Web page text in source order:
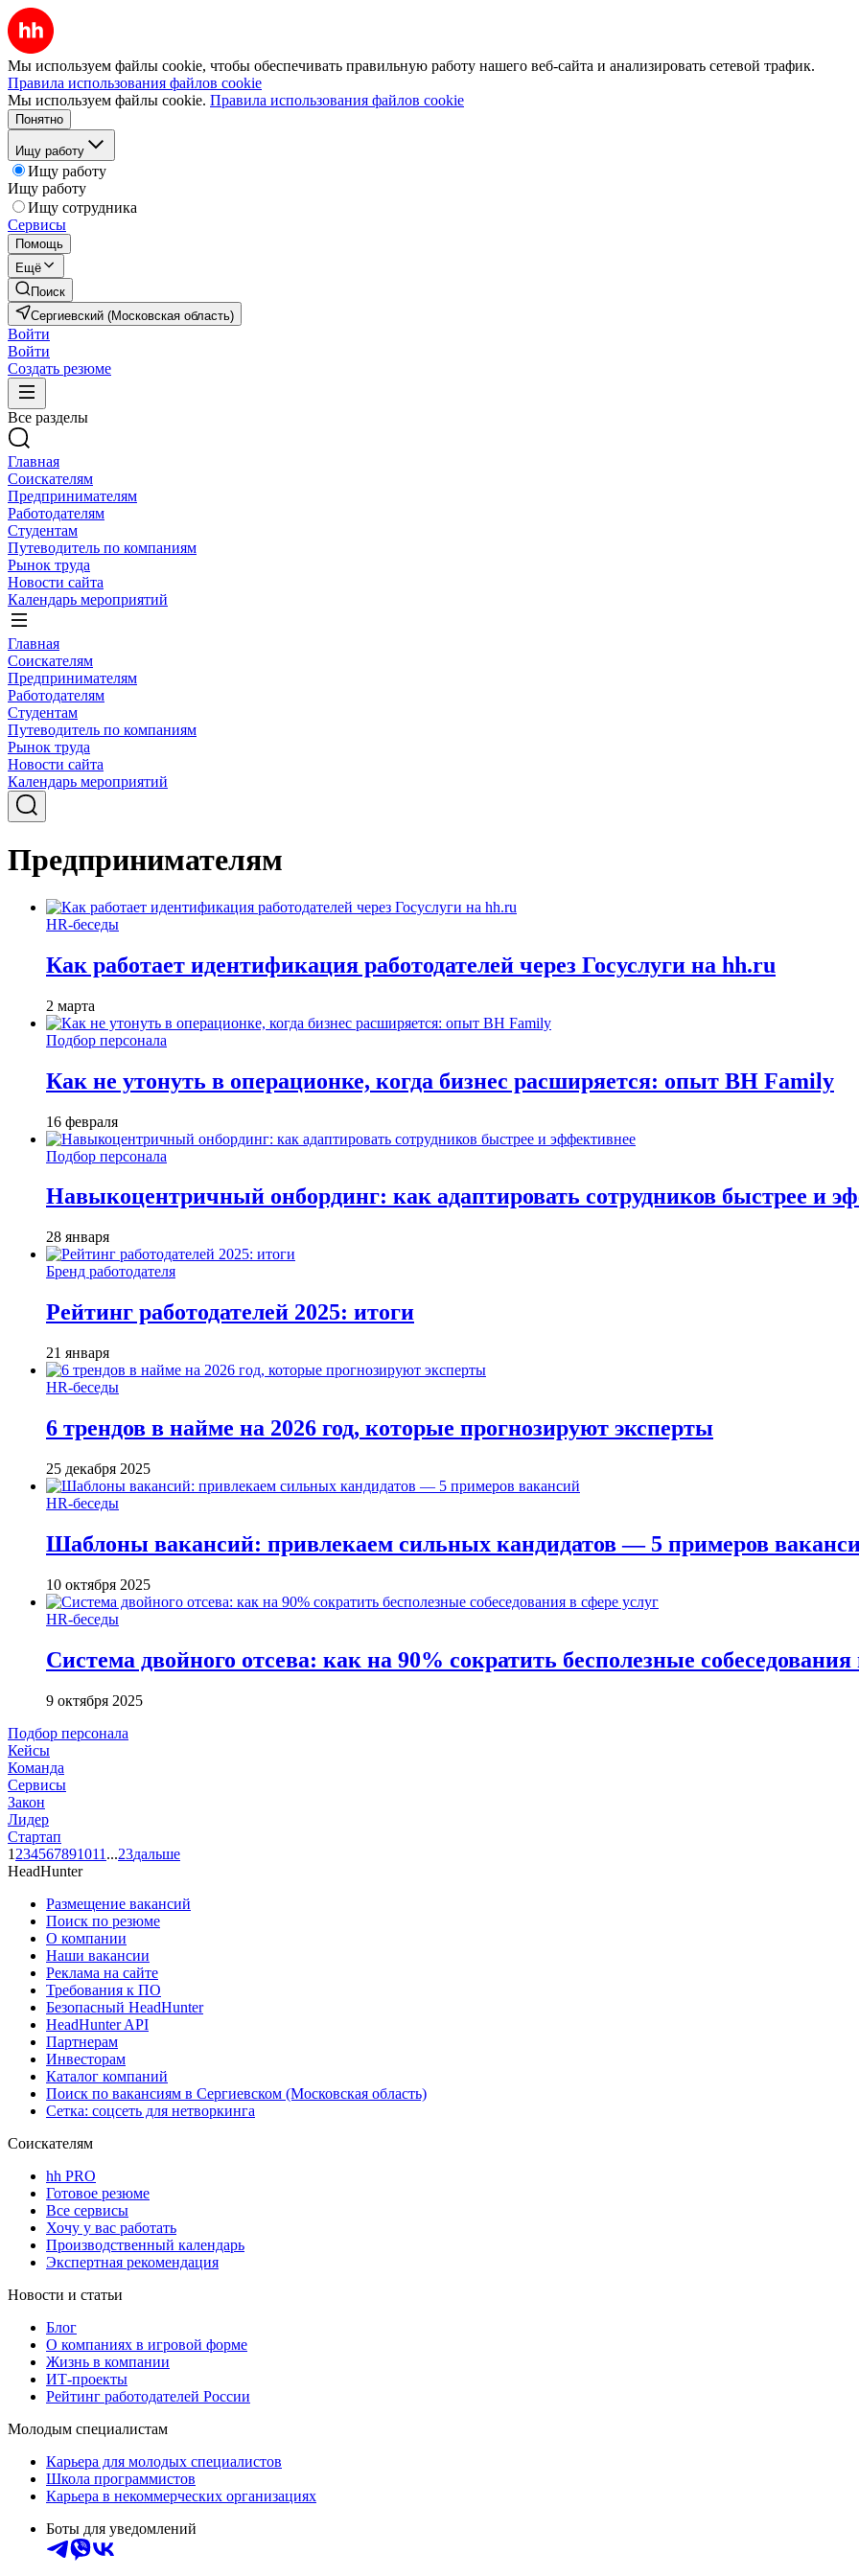
Мы используем файлы cookie, чтобы обеспечивать правильную работу нашего веб-сайта и анализировать сетевой трафик.
Правила использования файлов cookie
Мы используем файлы cookie. Правила использования файлов cookie
Понятно
Ищу работу
Ищу работу
Ищу работу
Ищу сотрудника
Сервисы
Помощь
Ещё
Поиск
Сергиевский (Московская область)
Войти
Войти
Создать резюме
Все разделы
Главная
Соискателям
Предпринимателям
Работодателям
Студентам
Путеводитель по компаниям
Рынок труда
Новости сайта
Календарь мероприятий
Главная
Соискателям
Предпринимателям
Работодателям
Студентам
Путеводитель по компаниям
Рынок труда
Новости сайта
Календарь мероприятий
Предпринимателям
HR-беседы
Как работает идентификация работодателей через Госуслуги на hh.ru
2 марта
Подбор персонала
Как не утонуть в операционке, когда бизнес расширяется: опыт BH Family
16 февраля
Подбор персонала
Навыкоцентричный онбординг: как адаптировать сотрудников быстрее и
28 января
Бренд работодателя
Рейтинг работодателей 2025: итоги
21 января
HR-беседы
6 трендов в найме на 2026 год, которые прогнозируют эксперты
25 декабря 2025
HR-беседы
Шаблоны вакансий: привлекаем сильных кандидатов — 5 примеров
10 октября 2025
HR-беседы
Система двойного отсева: как на 90% сократить бесполезные собеседования
9 октября 2025
Подбор персонала
Кейсы
Команда
Сервисы
Закон
Лидер
Стартап
1 234567891011 ...23дальше
HeadHunter
Размещение вакансий
Поиск по резюме
О компании
Наши вакансии
Реклама на сайте
Требования к ПО
Безопасный HeadHunter
HeadHunter API
Партнерам
Инвесторам
Каталог компаний
Поиск по вакансиям в Сергиевском (Московская область)
Сетка: соцсеть для нетворкинга
Соискателям
hh PRO
Готовое резюме
Все сервисы
Хочу у вас работать
Производственный календарь
Экспертная рекомендация
Новости и статьи
Блог
О компаниях в игровой форме
Жизнь в компании
ИТ-проекты
Рейтинг работодателей России
Молодым специалистам
Карьера для молодых специалистов
Школа программистов
Карьера в некоммерческих организациях
Боты для уведомлений